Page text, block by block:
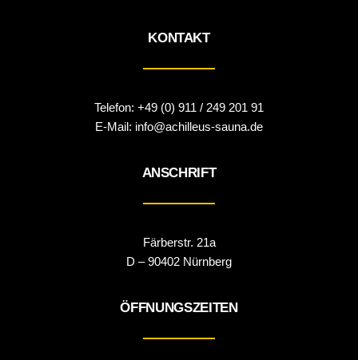
KONTAKT
Telefon: +49 (0) 911 / 249 201 91
E-Mail: info@achilleus-sauna.de
ANSCHRIFT
Färberstr. 21a
D – 90402 Nürnberg
ÖFFNUNGSZEITEN